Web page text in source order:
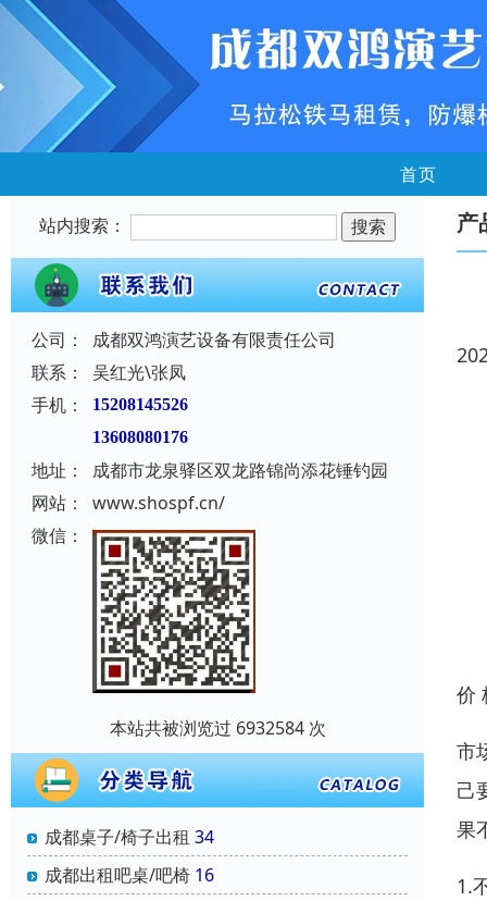
首页
站内搜索：
公司：
成都双鸿演艺设备有限责任公司
联系：
吴红光\张凤
手机：
15208145526
13608080176
地址：
成都市龙泉驿区双龙路锦尚添花锤钓园
网站：
www.shospf.cn/
微信：
本站共被浏览过 6932584 次
成都桌子/椅子出租 34
成都出租吧桌/吧椅 16
产
价
市
己
果
1.